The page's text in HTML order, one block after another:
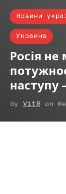
Новини
Украина
Росія не
наступу
By VitR on